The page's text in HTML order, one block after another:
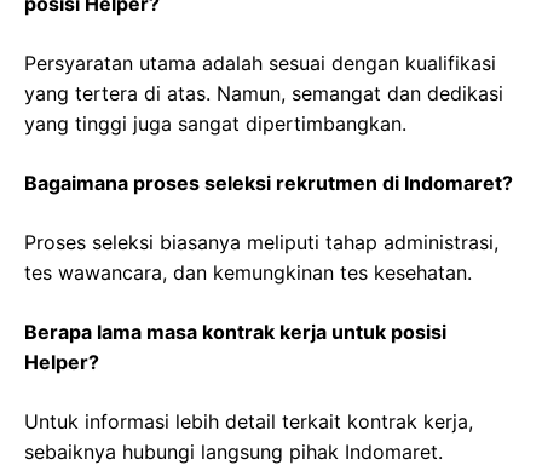
Persyaratan utama adalah sesuai dengan kualifikasi
yang tertera di atas. Namun, semangat dan dedikasi
yang tinggi juga sangat dipertimbangkan.
Bagaimana proses seleksi rekrutmen di Indomaret?
Proses seleksi biasanya meliputi tahap administrasi,
tes wawancara, dan kemungkinan tes kesehatan.
Berapa lama masa kontrak kerja untuk posisi
Helper?
Untuk informasi lebih detail terkait kontrak kerja,
sebaiknya hubungi langsung pihak Indomaret.